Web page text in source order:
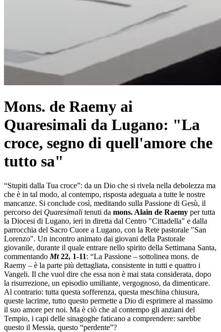
Mons. de Raemy ai
Quaresimali da Lugano: "La
croce, segno di quell'amore che
tutto sa"
“Stupiti dalla Tua croce”: da un Dio che si rivela nella debolezza ma
che è in tal modo, al contempo, risposta adeguata a tutte le nostre
mancanze. Si conclude così, meditando sulla Passione di Gesù, il
percorso dei Quaresimali tenuti da mons. Alain de Raemy per tutta
la Diocesi di Lugano, ieri in diretta dal Centro "Cittadella" e dalla
parrocchia del Sacro Cuore a Lugano, con la Rete pastorale "San
Lorenzo". Un incontro animato dai giovani della Pastorale
giovanile, durante il quale entrare nello spirito della Settimana Santa,
commentando Mt22, 1-11: “La Passione – sottolinea mons. de
Raemy – è la parte più dettagliata, consistente in tutti e quattro i
Vangeli. Il che vuol dire che essa non è mai stata considerata, dopo
la risurrezione, un episodio umiliante, vergognoso, da dimenticare.
Al contrario: tutta questa sofferenza, questa meschina chiusura,
queste lacrime, tutto questo permette a Dio di esprimere al massimo
il suo amore per noi. Ma è ciò che al contempo gli anziani del
Tempio, i capi delle sinagoghe faticano a comprendere: sarebbe
questo il Messia, questo “perdente”?